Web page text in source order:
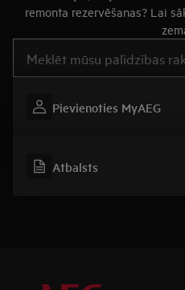
remonta rezervēšanas? Lai
Pievienoties MyAEG
Atbalsts